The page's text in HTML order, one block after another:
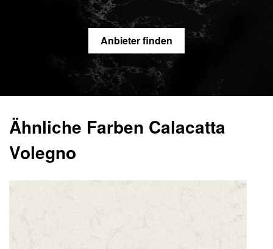
Anbieter finden
Ähnliche Farben Calacatta
Volegno